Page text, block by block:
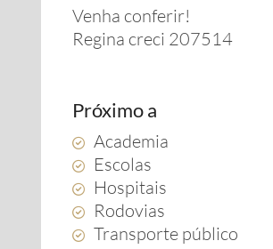
Venha conferir!
Regina creci 207514
Próximo a
Academia
Escolas
Hospitais
Rodovias
Transporte público